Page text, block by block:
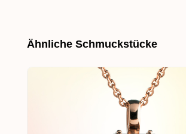
Skip product gallery
Ähnliche Schmuckstücke